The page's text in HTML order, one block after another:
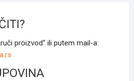
proizvod“ ili putem mail-a: